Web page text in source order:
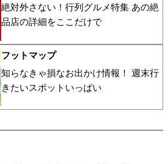
絶対外さない！行列グルメ特集 あの絶
品店の詳細をここだけで
フットマップ
知らなきゃ損なお出かけ情報！ 週末行
きたいスポットいっぱい